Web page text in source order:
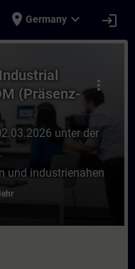
place Germany expand_more login
in
more_vert
(Präsenz-
unter der
und industrienahen